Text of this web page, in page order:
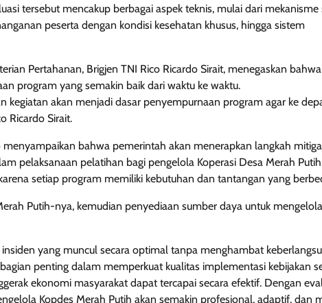
tersebut mencakup berbagai aspek teknis, mulai dari mekanisme
peserta dengan kondisi kesehatan khusus, hingga sistem
Pertahanan, Brigjen TNI Rico Ricardo Sirait, menegaskan
program yang semakin baik dari waktu ke waktu.
kegiatan akan menjadi dasar penyempurnaan program agar ke
Ricardo Sirait.
bahwa pemerintah akan menerapkan langkah
pelaksanaan pelatihan bagi pengelola Koperasi Desa Merah
setiap program memiliki kebutuhan dan tantangan yang
Putih-nya, kemudian penyediaan sumber daya untuk mengelola
yang muncul secara optimal tanpa menghambat
penting dalam memperkuat kualitas implementasi kebijakan
ekonomi masyarakat dapat tercapai secara efektif. Dengan
Kopdes Merah Putih akan semakin profesional, adaptif, dan